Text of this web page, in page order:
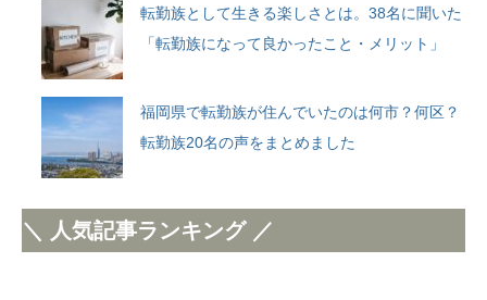
転勤族として生きる楽しさとは。38名に聞いた
「転勤族になって良かったこと・メリット」
福岡県で転勤族が住んでいたのは何市？何区？
転勤族20名の声をまとめました
＼ 人気記事ランキング ／